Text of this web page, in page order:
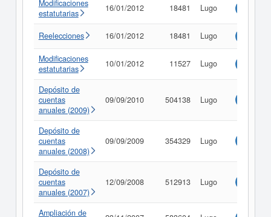
Modificaciones
estatutarias
16/01/2012 18481 Lugo
Reelecciones 16/01/2012 18481 Lugo
Modificaciones
estatutarias
10/01/2012 11527 Lugo
Depósito de
cuentas
anuales (2009)
09/09/2010 504138 Lugo
Depósito de
cuentas
anuales (2008)
09/09/2009 354329 Lugo
Depósito de
cuentas
anuales (2007)
12/09/2008 512913 Lugo
Ampliación de